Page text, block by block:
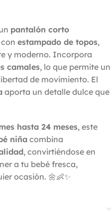
pantalón corto
estampado de topos,
y moderno. Incorpora
camales, lo que permite un
de movimiento. El
aporta un detalle dulce que
hasta 24 meses, este
niña combina
, convirtiéndose en
a tu bebé fresca,
ocasión. 🌼👶✨